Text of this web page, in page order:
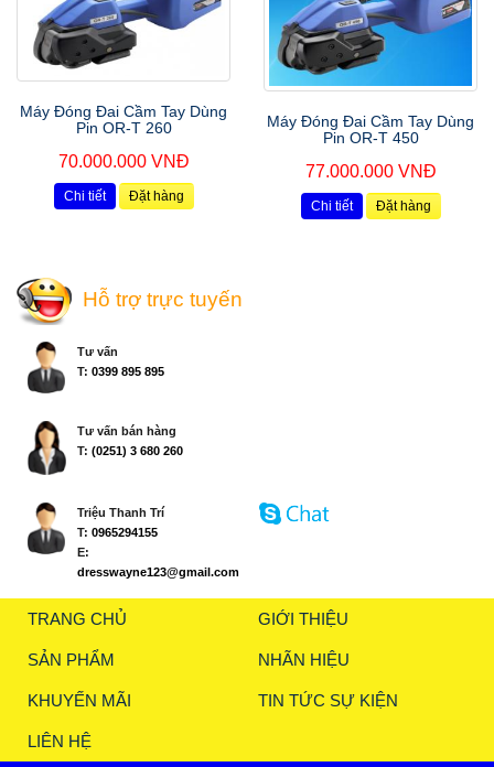
Máy Đóng Đai Cầm Tay Dùng
Pin OR-T 260
70.000.000 VNĐ
Chi tiết Đặt hàng
Máy Đóng Đai Cầm Tay Dùng
Pin OR-T 450
77.000.000 VNĐ
Chi tiết Đặt hàng
Hỗ trợ trực tuyến
Tư vấn
T: 0399 895 895
Tư vấn bán hàng
T: (0251) 3 680 260
Triệu Thanh Trí
T: 0965294155
E:
dresswayne123@gmail.com
TRANG CHỦ GIỚI THIỆU
SẢN PHẨM NHÃN HIỆU
KHUYẾN MÃI TIN TỨC SỰ KIỆN
LIÊN HỆ